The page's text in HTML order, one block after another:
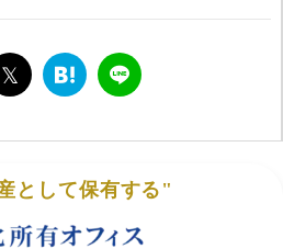
twitterは
ブ
ク
ー
LINE
として保有する"